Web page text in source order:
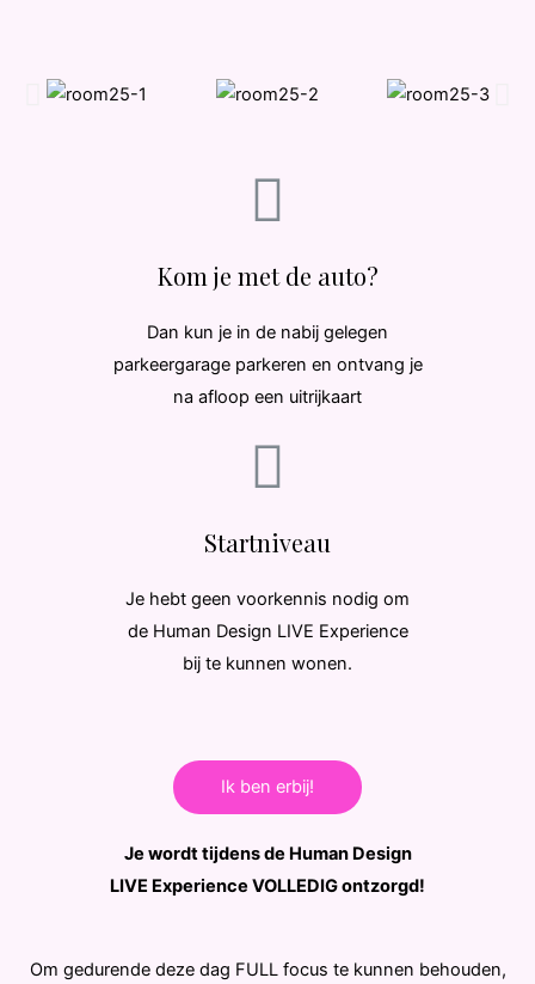
Kom je met de auto?
Dan kun je in de nabij gelegen
parkeergarage parkeren en ontvang je
na afloop een uitrijkaart
Startniveau
Je hebt geen voorkennis nodig om
de Human Design LIVE Experience
bij te kunnen wonen.
Ik ben erbij!
Je wordt tijdens de Human Design
LIVE Experience VOLLEDIG ontzorgd!
Om gedurende deze dag FULL focus te kunnen behouden,